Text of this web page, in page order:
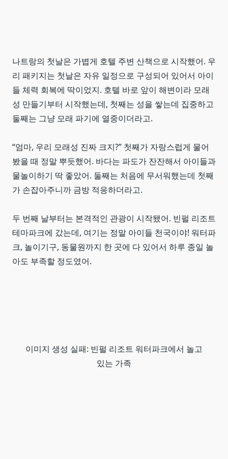
나트랑의 첫날은 가볍게 호텔 주변 산책으로 시작했어. 우
리 패키지는 첫날은 자유 일정으로 구성되어 있어서 아이
들 체력 회복에 딱이었지. 호텔 바로 앞이 해변이라 모래
성 만들기부터 시작했는데, 첫째는 성을 쌓는데 집중하고
둘째는 그냥 모래 파기에 열중이더라고.
“엄마, 우리 모래성 진짜 크지?” 첫째가 자랑스럽게 물어
봤을 때 정말 뿌듯했어. 바다는 파도가 잔잔해서 아이들과
물놀이하기 딱 좋았어. 둘째는 처음에 무서워했는데 첫째
가 손잡아주니까 금방 적응하더라고.
두 번째 날부터는 본격적인 관광이 시작됐어. 빈펄 리조트
테마파크에 갔는데, 여기는 정말 아이들 천국이야! 워터파
크, 놀이기구, 동물원까지 한 곳에 다 있어서 하루 종일 놀
아도 부족할 정도였어.
이미지 생성 실패: 빈펄 리조트 워터파크에서 놀고
있는 가족